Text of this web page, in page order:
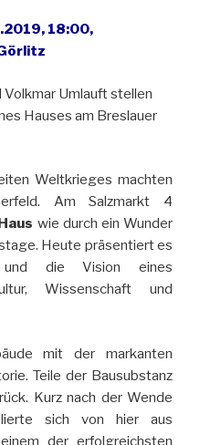
18:00,
Umlauft stellen
Hauses am Breslauer
Weltkrieges machten
Am Salzmarkt 4
wie durch ein Wunder
Heute präsentiert es
die Vision eines
Wissenschaft und
mit der markanten
Teile der Bausubstanz
Kurz nach der Wende
sich von hier aus
der erfolgreichsten